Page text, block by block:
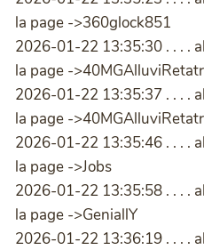
la page ->360glock851
2026-01-22 13:35:30 . . . .
la page -
2026-01-22 13:35:37 . . . .
la page -
2026-01-22 13:35:46 . . . .
la page ->Jobs
2026-01-22 13:35:58 . . . .
la page ->GeniallY
2026-01-22 13:36:19 . . . .